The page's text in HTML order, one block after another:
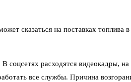
сказаться на поставках
расходятся видеокадры,
все службы. Причина